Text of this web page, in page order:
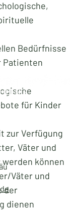
Bedürfnisse
Patienten
für Kinder
zur Verfügung
Väter und
können
Väter und
der
dienen